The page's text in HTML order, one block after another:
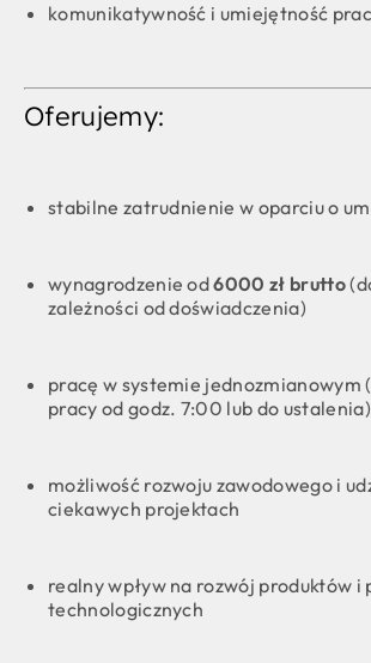
komunikatywność i umiejętność
Oferujemy:
stabilne zatrudnienie w oparciu o
wynagrodzenie od6000 zł brutto
zależności od doświadczenia)
pracę w systemie jednozmianowym
pracy od godz. 7:00 lub do ustalenia)
możliwość rozwoju zawodowego i
ciekawych projektach
realny wpływ na rozwój produktów i
technologicznych